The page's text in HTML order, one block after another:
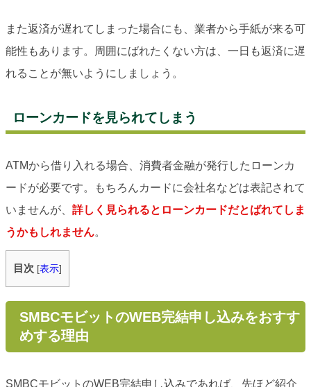
また返済が遅れてしまった場合にも、業者から手紙が来る可
能性もあります。周囲にばれたくない方は、一日も返済に遅
れることが無いようにしましょう。
ローンカードを見られてしまう
ATMから借り入れる場合、消費者金融が発行したローンカ
ードが必要です。もちろんカードに会社名などは表記されて
いませんが、 詳しく見られるとローンカードだとばれてしま
うかもしれません。
目次 [表示]
SMBCモビットのWEB完結申し込みをおすす
めする理由
SMBCモビットのWEB完結申し込みであれば、先ほど紹介